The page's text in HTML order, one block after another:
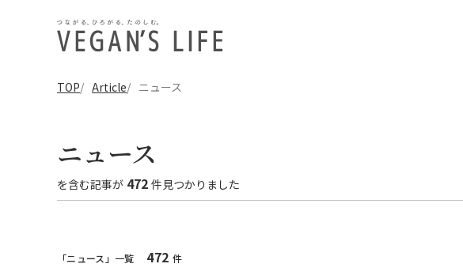
TOP Article ニュース
ニュース
を含む記事が 472 件見つかりました
「ニュース」一覧 472 件